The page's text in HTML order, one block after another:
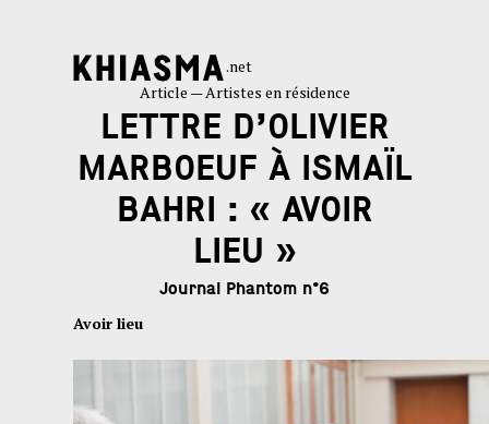
.net
Article — Artistes en résidence
LETTRE D’OLIVIER
MARBOEUF À ISMAÏL
BAHRI : « AVOIR
LIEU »
Journal Phantom n°6
Avoir lieu